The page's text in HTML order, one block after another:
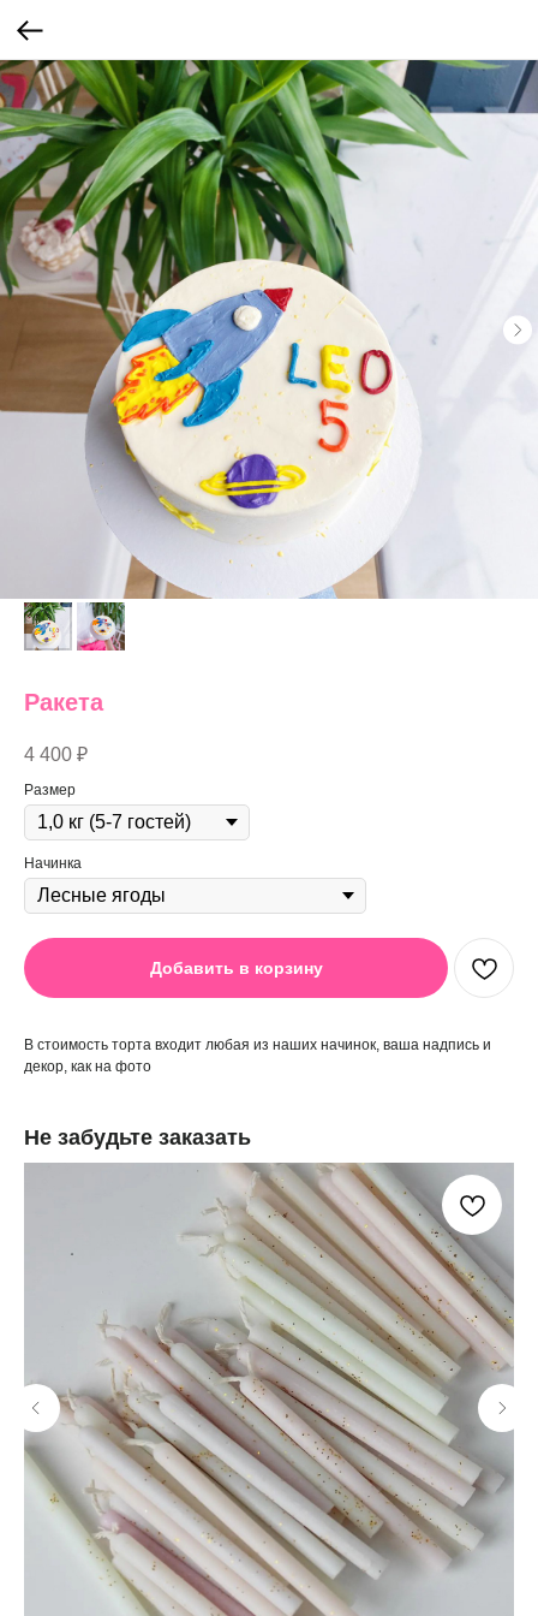
Ракета
4 400 ₽
Размер
Начинка
Добавить в корзину
В стоимость торта входит любая из наших начинок, ваша надпись и
декор, как на фото
Не забудьте заказать